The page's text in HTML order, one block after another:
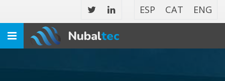
ESP CAT ENG
Toggle
navigation
Nubaltec